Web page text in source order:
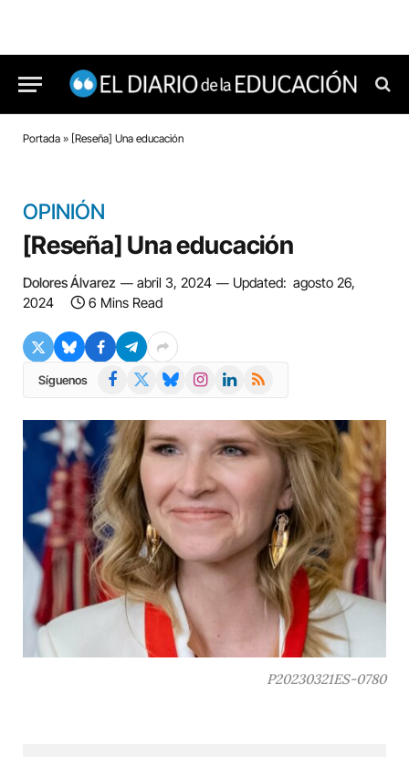
Portada » [Reseña] Una educación
OPINIÓN
[Reseña] Una educación
Dolores Álvarez abril 3, 2024 Updated: agosto 26,
2024
6 Mins Read
Síguenos Facebook BlueskyInstagramLinkedIn
RSS
P20230321ES-0780